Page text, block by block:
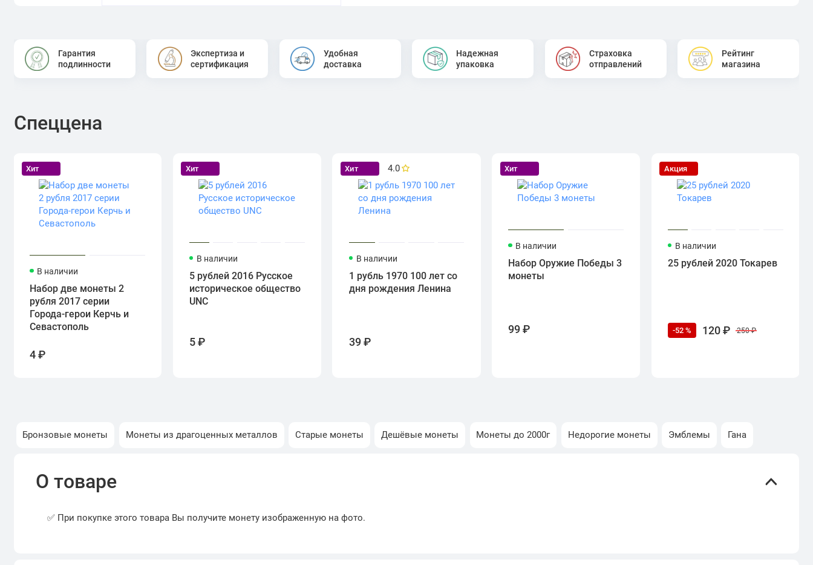
Гарантия
подлинности
Экспертиза и
сертификация
Удобная
доставка
Надежная
упаковка
Страховка
отправлений
Рейтинг
магазина
Спеццена
Хит
В наличии
Набор две монеты 2
рубля 2017 серии
Города-герои Керчь и
Севастополь
4 ₽
Хит
В наличии
5 рублей 2016 Русское
историческое общество
UNC
5 ₽
Хит 4.0
В наличии
1 рубль 1970 100 лет со
дня рождения Ленина
39 ₽
Хит
В наличии
Набор Оружие Победы 3
монеты
99 ₽
Акция
В наличии
25 рублей 2020 Токарев
-52 % 120 ₽ 250 ₽
Бронзовые монеты Монеты из драгоценных металлов Старые монеты Дешёвые монеты Монеты до 2000г Недорогие монеты Эмблемы Гана
О товаре
✅ При покупке этого товара Вы получите монету изображенную на фото.